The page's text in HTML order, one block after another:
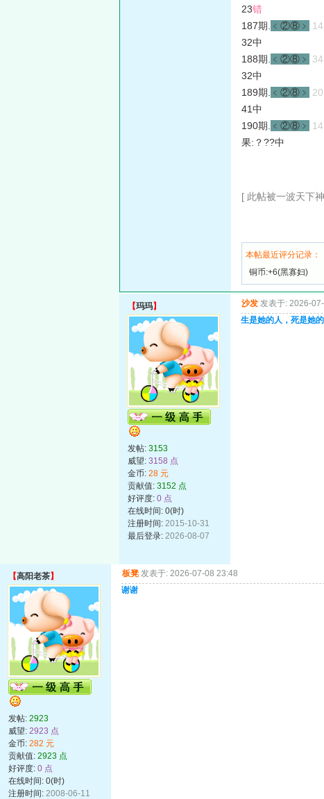
23错
187期. ﹤②⑧﹥
32中
188期. ﹤②⑧﹥
32中
189期. ﹤②⑧﹥
41中
190期. ﹤②⑧﹥
果:？??中
[ 此帖被一波天下
本帖最近评分记录：
铜币:+6(黑寡妇)
【玛玛】
发帖: 3153
威望: 3158 点
金币: 28 元
贡献值: 3152 点
好评度: 0 点
在线时间: 0(时)
注册时间: 2015-10-31
最后登录: 2026-08-07
沙发 发表于: 2026-
生是她的人，死是她的
【高阳老茶】
发帖: 2923
威望: 2923 点
金币: 282 元
贡献值: 2923 点
好评度: 0 点
在线时间: 0(时)
注册时间: 2008-06-11
板凳 发表于: 2026-07-08 23:48
谢谢